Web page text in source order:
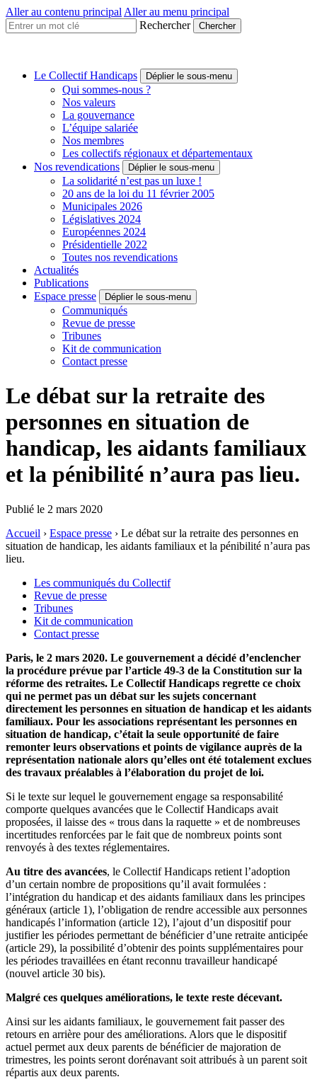
Aller au contenu principal Aller au menu principal
Rechercher
Une
Le Collectif Handicaps Déplier le sous-menu
Qui sommes-nous ?
Nos valeurs
La gouvernance
L’équipe salariée
Nos membres
Les collectifs régionaux et départementaux
Nos revendications
Déplier le sous-menu
La solidarité n’est pas un luxe !
20 ans de la loi du 11 février 2005
Municipales 2026
Législatives 2024
Européennes 2024
Présidentielle 2022
Toutes nos revendications
Actualités
Publications
Espace presse
Déplier le sous-menu
Communiqués
Revue de presse
Tribunes
Kit de communication
Contact presse
Le débat sur la retraite des
personnes en situation de
handicap, les aidants familiaux
et la pénibilité n’aura pas lieu.
Publié le 2 mars 2020
Accueil › Espace presse › Le débat sur la retraite des personnes en
situation de handicap, les aidants familiaux et la pénibilité n’aura pas
lieu.
Les communiqués du Collectif
Revue de presse
Tribunes
Kit de communication
Contact presse
Paris, le 2 mars 2020. Le gouvernement a décidé d’enclencher
la procédure prévue par l’article 49-3 de la Constitution sur la
réforme des retraites. Le Collectif Handicaps regrette ce choix
qui ne permet pas un débat sur les sujets concernant
directement les personnes en situation de handicap et les aidants
familiaux. Pour les associations représentant les personnes en
situation de handicap, c’était la seule opportunité de faire
remonter leurs observations et points de vigilance auprès de la
représentation nationale alors qu’elles ont été totalement exclues
des travaux préalables à l’élaboration du projet de loi.
Si le texte sur lequel le gouvernement engage sa responsabilité
comporte quelques avancées que le Collectif Handicaps avait
proposées, il laisse des « trous dans la raquette » et de nombreuses
incertitudes renforcées par le fait que de nombreux points sont
renvoyés à des textes réglementaires.
Au titre des avancées, le Collectif Handicaps retient l’adoption
d’un certain nombre de propositions qu’il avait formulées :
l’intégration du handicap et des aidants familiaux dans les principes
généraux (article 1), l’obligation de rendre accessible aux personnes
handicapés l’information (article 12), l’ajout d’un dispositif pour
justifier les périodes permettant de bénéficier d’une retraite anticipée
(article 29), la possibilité d’obtenir des points supplémentaires pour
les périodes travaillées en étant reconnu travailleur handicapé
(nouvel article 30 bis).
Malgré ces quelques améliorations, le texte reste décevant.
Ainsi sur les aidants familiaux, le gouvernement fait passer des
retours en arrière pour des améliorations. Alors que le dispositif
actuel permet aux deux parents de bénéficier de majoration de
trimestres, les points seront dorénavant soit attribués à un parent soit
répartis aux deux parents.